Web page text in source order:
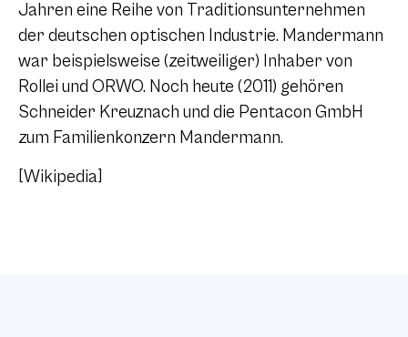
Jahren eine Reihe von Traditionsunternehmen
der deutschen optischen Industrie. Mandermann
war beispielsweise (zeitweiliger) Inhaber von
Rollei und ORWO. Noch heute (2011) gehören
Schneider Kreuznach und die Pentacon GmbH
zum Familienkonzern Mandermann.
[Wikipedia]